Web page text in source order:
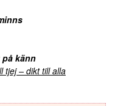
känn
tjej – dikt till alla